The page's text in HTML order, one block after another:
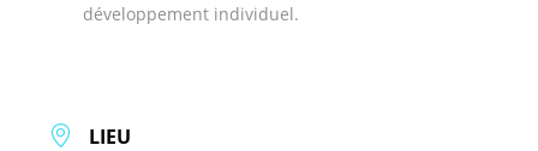
développement individuel.
LIEU